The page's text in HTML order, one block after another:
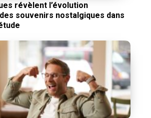
révèlent l’évolution
souvenirs nostalgiques dans